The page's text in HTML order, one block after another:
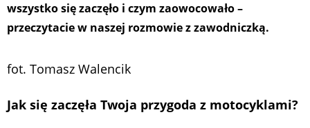
wszystko się zaczęło i czym zaowocowało –
przeczytacie w naszej rozmowie z zawodniczką.
fot. Tomasz Walencik
Jak się zaczęła Twoja przygoda z motocyklami?